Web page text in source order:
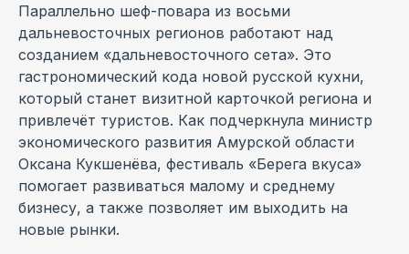
Параллельно шеф-повара из восьми
дальневосточных регионов работают над
созданием «дальневосточного сета». Это
гастрономический кода новой русской кухни,
который станет визитной карточкой региона и
привлечёт туристов. Как подчеркнула министр
экономического развития Амурской области
Оксана Кукшенёва, фестиваль «Берега вкуса»
помогает развиваться малому и среднему
бизнесу, а также позволяет им выходить на
новые рынки.